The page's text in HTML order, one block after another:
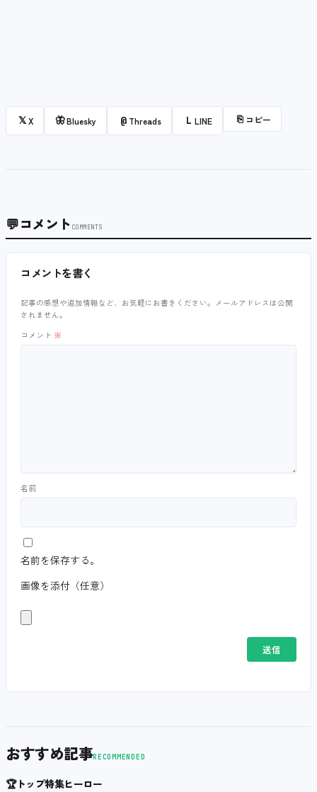
𝕏X 🦋Bluesky @ Threads L LINE ⎘ コピー
💬コメント COMMENTS
コメントを書く
記事の感想や追加情報など、お気軽にお書きください。メールアドレスは公開
されません。
コメント ※
名前
名前を保存する。
画像を添付（任意）
おすすめ記事RECOMMENDED
🏆トップ特集ヒーロー